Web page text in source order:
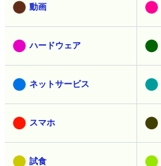
動画
ハードウェア
ネットサービス
スマホ
試食